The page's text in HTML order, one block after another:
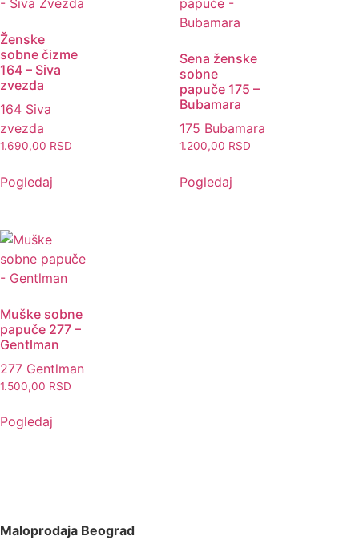
Ženske
sobne čizme
164 – Siva
zvezda
164 Siva
zvezda
1.690,00 RSD
Pogledaj
Sena ženske
sobne
papuče 175 –
Bubamara
175 Bubamara
1.200,00 RSD
Pogledaj
Muške sobne
papuče 277 –
Gentlman
277 Gentlman
1.500,00 RSD
Pogledaj
Maloprodaja Beograd